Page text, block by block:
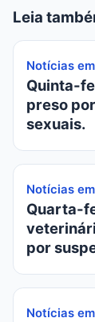
Leia
Notícias
Quinta-
preso
sexuais.
Notícias
Quarta-
por
Notícias